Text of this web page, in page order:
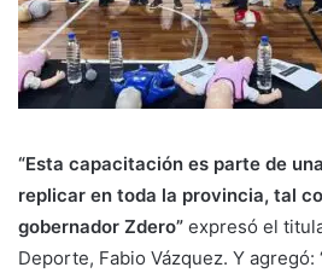
“Esta capacitación es parte de
replicar en toda la provincia, tal
gobernador Zdero” expresó el
Deporte, Fabio Vázquez. Y agregó: